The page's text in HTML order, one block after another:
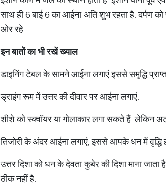
साथ ही 6 बाई 6 का आईना अति शुभ रहता है. दर्पण को
ओर रहे.
इनबातोंकाभीरखेंख्याल
डाइनिंग टेबल के सामने आईना लगाएं इससे समृद्धि प्राप्त
ड्राइंग रूम में उत्तर की दीवार पर आईना लगाएं.
शीशे को स्क्वॉयर या गोलाकार लगा सकते हैं. लेकिन
तिजोरी के अंदर आईना लगाएं, इससे आपके धन में वृद्धि
उत्तर दिशा को धन के देवता कुबेर की दिशा माना
ठीक नहीं है.